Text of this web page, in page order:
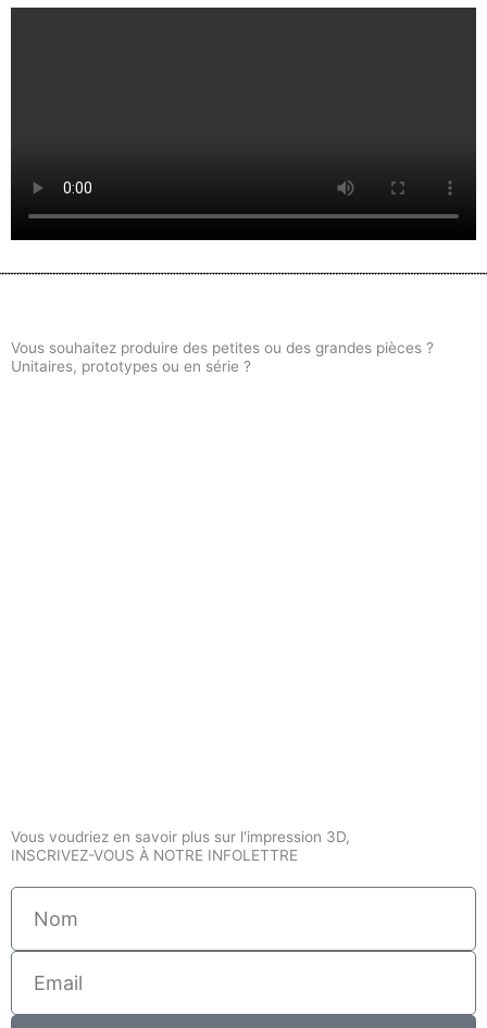
Vous souhaitez produire des petites ou des grandes pièces ?
Unitaires, prototypes ou en série ?
Vous voudriez en savoir plus sur l'impression 3D,
INSCRIVEZ-VOUS À NOTRE INFOLETTRE